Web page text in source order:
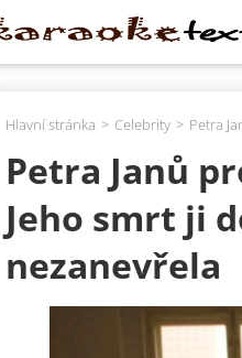
Hlavní stránka Celebrity Petra
Petra Janů
Jeho smrt ji
nezanevřela